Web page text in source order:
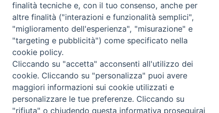
Copyright © 2019 - Tutti i diritti riservati - Vita
Trentina Editrice
Privacy Policy
Torna
finalità tecniche e, con il tuo consenso, anche per
altre finalità ("interazioni e funzionalità semplici",
"miglioramento dell'esperienza", "misurazione" e
"targeting e pubblicità") come specificato nella
cookie policy.
Cliccando su "accetta" acconsenti all'utilizzo dei
cookie. Cliccando su "personalizza" puoi avere
maggiori informazioni sui cookie utilizzati e
personalizzare le tue preferenze. Cliccando su
"rifiuta" o chiudendo questa informativa proseguirai